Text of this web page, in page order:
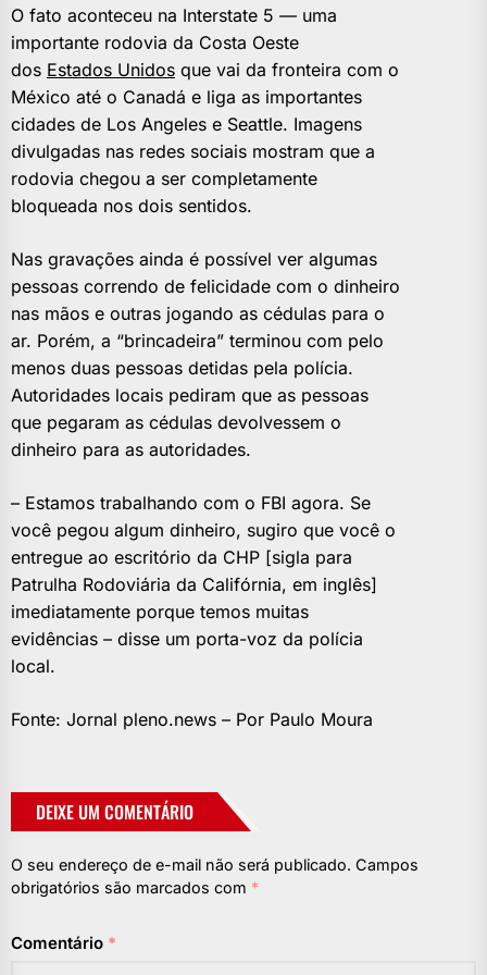
O fato aconteceu na Interstate 5 — uma
importante rodovia da Costa Oeste
dos Estados Unidos que vai da fronteira com o
México até o Canadá e liga as importantes
cidades de Los Angeles e Seattle. Imagens
divulgadas nas redes sociais mostram que a
rodovia chegou a ser completamente
bloqueada nos dois sentidos.
Nas gravações ainda é possível ver algumas
pessoas correndo de felicidade com o dinheiro
nas mãos e outras jogando as cédulas para o
ar. Porém, a “brincadeira” terminou com pelo
menos duas pessoas detidas pela polícia.
Autoridades locais pediram que as pessoas
que pegaram as cédulas devolvessem o
dinheiro para as autoridades.
– Estamos trabalhando com o FBI agora. Se
você pegou algum dinheiro, sugiro que você o
entregue ao escritório da CHP [sigla para
Patrulha Rodoviária da Califórnia, em inglês]
imediatamente porque temos muitas
evidências – disse um porta-voz da polícia
local.
Fonte: Jornal pleno.news – Por Paulo Moura
DEIXE UM COMENTÁRIO
O seu endereço de e-mail não será publicado. Campos
obrigatórios são marcados com *
Comentário *